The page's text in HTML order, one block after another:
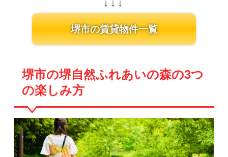
堺市の賃貸物件一覧
堺市の堺自然ふれあいの森の3つ
の楽しみ方